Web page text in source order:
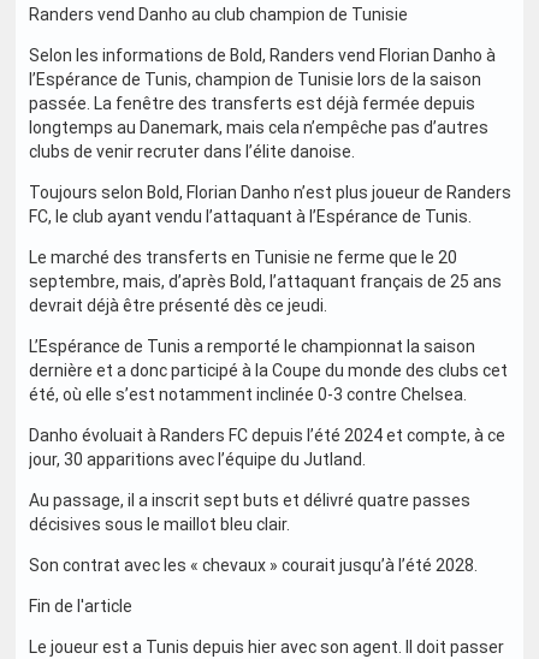
Randers vend Danho au club champion de Tunisie
Selon les informations de Bold, Randers vend Florian Danho à
l’Espérance de Tunis, champion de Tunisie lors de la saison
passée. La fenêtre des transferts est déjà fermée depuis
longtemps au Danemark, mais cela n’empêche pas d’autres
clubs de venir recruter dans l’élite danoise.
Toujours selon Bold, Florian Danho n’est plus joueur de Randers
FC, le club ayant vendu l’attaquant à l’Espérance de Tunis.
Le marché des transferts en Tunisie ne ferme que le 20
septembre, mais, d’après Bold, l’attaquant français de 25 ans
devrait déjà être présenté dès ce jeudi.
L’Espérance de Tunis a remporté le championnat la saison
dernière et a donc participé à la Coupe du monde des clubs cet
été, où elle s’est notamment inclinée 0-3 contre Chelsea.
Danho évoluait à Randers FC depuis l’été 2024 et compte, à ce
jour, 30 apparitions avec l’équipe du Jutland.
Au passage, il a inscrit sept buts et délivré quatre passes
décisives sous le maillot bleu clair.
Son contrat avec les « chevaux » courait jusqu’à l’été 2028.
Fin de l'article
Le joueur est a Tunis depuis hier avec son agent. Il doit passer